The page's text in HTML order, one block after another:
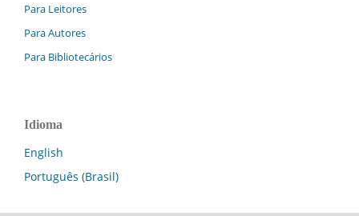
Para Leitores
Para Autores
Para Bibliotecários
Idioma
English
Português (Brasil)